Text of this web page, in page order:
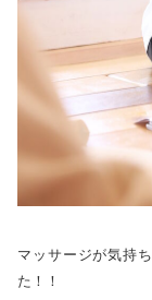
マッサージが気持
た！！